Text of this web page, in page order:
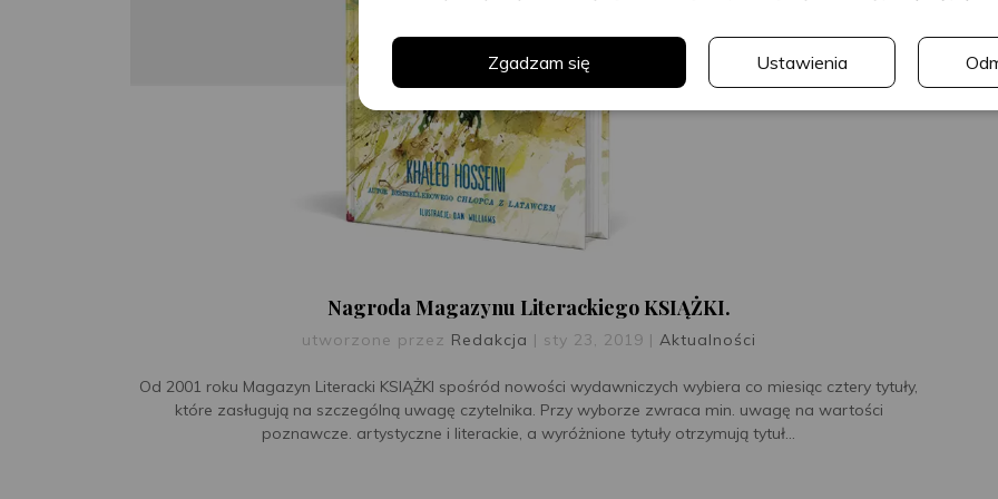
Nagroda Magazynu Literackiego KSIĄŻKI.
utworzone przez Redakcja | sty 23, 2019 | Aktualności
Od 2001 roku Magazyn Literacki KSIĄŻKI spośród nowości wydawniczych wybiera co miesiąc cztery tytuły,
które zasługują na szczególną uwagę czytelnika. Przy wyborze zwraca min. uwagę na wartości
poznawcze. artystyczne i literackie, a wyróżnione tytuły otrzymują tytuł...
Zgadzam się Ustawienia